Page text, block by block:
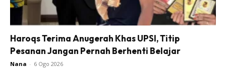
Haroqs Terima Anugerah Khas UPSI, Titip
Pesanan Jangan Pernah Berhenti Belajar
Nana - 6 Ogo 2026